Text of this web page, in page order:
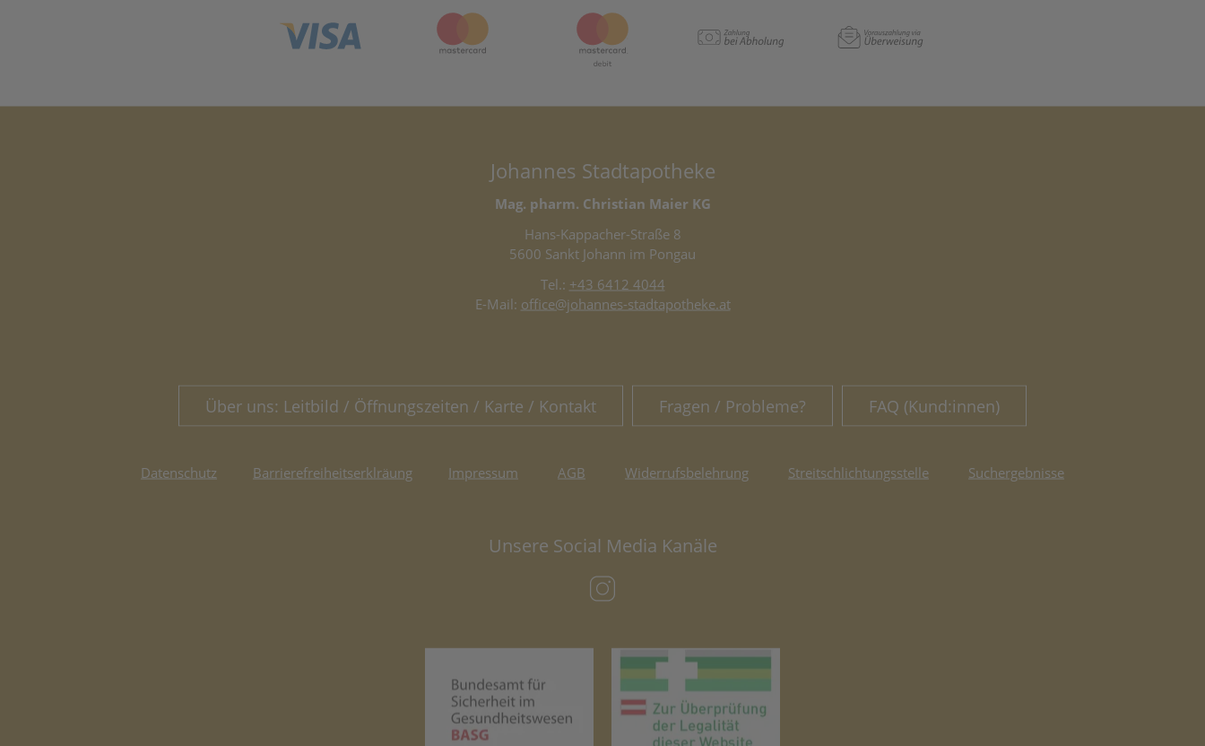
Johannes Stadtapotheke
Mag. pharm. Christian Maier KG
Hans-Kappacher-Straße 8
5600 Sankt Johann im Pongau
Tel.: +43 6412 4044
E-Mail: office@johannes-stadtapotheke.at
Über uns: Leitbild / Öffnungszeiten / Karte / Kontakt Fragen / Probleme? FAQ (Kund:innen)
Datenschutz Barrierefreiheitserklräung Impressum AGB Widerrufsbelehrung Streitschlichtungsstelle Suchergebnisse
Unsere Social Media Kanäle
(öffnet in neuem Tab)